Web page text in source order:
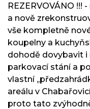
REZERVOVÁNO
a nově
vše kompletně
koupelny a
dohodě dovybavit
parkovací stání a
vlastní
areálu v
proto tato